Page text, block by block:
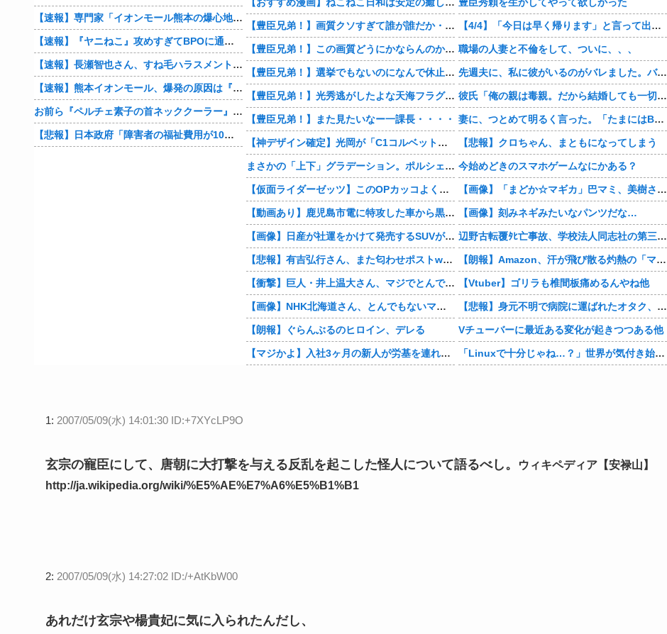
【速報】専門家「イオンモール熊本の爆心地に”こんなもの”があったんだけど…」
【速報】『ヤニねこ』攻めすぎてBPOに通報される
【速報】長瀬智也さん、すね毛ハラスメントを謝罪「不快な思いをさせて申し訳ありませんでした」
【速報】熊本イオンモール、爆発の原因は『これ』の可能性
お前ら『ペルチェ素子の首ネッククーラー』使ったことあるか？
【悲報】日本政府「障害者の福祉費用が10年で2倍になったので抑制します」
【豊臣兄弟！】画質クソすぎて誰が誰だか・・・？
【豊臣兄弟！】この画質どうにかならんのか・・・？
【豊臣兄弟！】選挙でもないのになんで休止・・・？
【豊臣兄弟！】光秀逃がしたよな天海フラグすぎる・・・・
【豊臣兄弟！】また見たいなー一課長・・・・
【神デザイン確定】光岡が「C1コルベット風」新型オープンカーの最新ティーザー画像を公開、マツダ・ロードスターの信頼性にレトロな外観がドッキング
まさかの「上下」グラデーション。ポルシェが豪州75周年を祝う特別モデル「911 Turbo S Land Down Under」を発表、1951年の「見果てぬ夢」が内外装に再現
【仮面ライダーゼッツ】このOPカッコよくない？本編の展開ちゃんと反映してて完成度高いし
【動画あり】鹿児島市電に特攻した車から黒服3人組が車を乗り捨てて逃走
【画像】日産が社運をかけて発売するSUVがこちらです‥‥
【悲報】有吉弘行さん、また匂わせポストwwwwwwwwwwwwwwww
【衝撃】巨人・井上温大さん、マジでとんでもない事態にwww
【画像】NHK北海道さん、とんでもないマシュマロ女子をキャスターに起用してしまうwwwwwwww
【朗報】ぐらんぶるのヒロイン、デレる
【マジかよ】入社3ヶ月の新人が労基を連れて来て「90連勤させられました」「労働基準法違反です」→俺「彼は30連休中ですが?」
【4/4】「今日は早く帰ります」と言って出て行く妻が、何ヶ月ぶりだろう、見送る私に振り返って手を振っている。罪のなせる気持ちの表れなのか。今日の午後調査員から連絡が入る…
職場の人妻と不倫をして、ついに、、、
先週夫に、私に彼がいるのがバレました。バレ覚悟での朝帰りでしたが・・・ 私は意志を持って彼に抱かれました。その時にはもう結婚生活を終わりにする覚悟が出来ていました。
彼氏「俺の親は毒親。だから結婚しても一切関わらなくていい」私「うん」彼氏「そのかわり俺もお前の親と一切関わらない。結婚の挨拶にも行かない」私「えっ」
妻に、つとめて明るく言った。「たまにはB（俺の親友）も呼んで家で鍋でもしようか。」妻は箸を持つ手をブルブル震わせながら「何でBさんなの？」と。お前の浮気相手だからだよ！！
【悲報】クロちゃん、まともになってしまう
今始めどきのスマホゲームなにかある？
【画像】「まどか☆マギカ」巴マミ、美樹さやか、佐倉杏子エロすぎ放課後えんこーハメ撮りどぴゅどぴゅエチエチが最高すぎる❣
【画像】刻みネギみたいなパンツだな…
辺野古転覆ﾀﾋ亡事故、学校法人同志社の第三者委員会が調査報告書を公表 … 安全配慮義務違反や安全管理に関する検証を妨げた組織風土の存在を指摘
【朗報】Amazon、汗が飛び散る灼熱の「マンガ毎週末セール（50%還元）」を開催！他
【Vtuber】ゴリラも椎間板痛めるんやね他
【悲報】身元不明で病院に運ばれたオタク、待ち受けから「ラブライブ」と呼ばれるｗｗｗｗ他
Vチューバーに最近ある変化が起きつつある他
「Linuxで十分じゃね…？」世界が気付き始める他
1: 2007/05/09(水) 14:01:30 ID:+7XYcLP9O
玄宗の寵臣にして、唐朝に大打撃を与える反乱を起こした怪人について語るべし。
ウィキペディア【安禄山】
http://ja.wikipedia.org/wiki/%E5%AE%E7%A6%E5%B1%B1
2: 2007/05/09(水) 14:27:02 ID:/+AtKbW00
あれだけ玄宗や楊貴妃に気に入られたんだし、